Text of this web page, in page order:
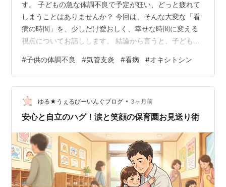
す。 子どもの急な体調不良で予定が狂い、どっと疲れて
しまうことはありませんか？ 今回は、そんな大変な「看
病の時間」を、少しだけ愛おしく、幸せな時間に変える
視点についてお話しします。 結論から言うと、子どもが
「抱っこ」を満喫することです。 私は、人生を豊かにす
る「5つの幸福（身体・キャリア・経済・人間関係・社
会）」という考え方を大切にしています。 今回のテーマ
は、この中の「人間関係の幸福」です。 人間関係の幸福
というと、交友関係の広さや華やかな付き合いをイメー
#子供の体調不良 #気管支炎 #看病 #オキシトシン
ゆる★うぇるびーいんぐブログ • 3ヶ月前
安心と自立のハグ！涙と笑顔の保育園お見送り術